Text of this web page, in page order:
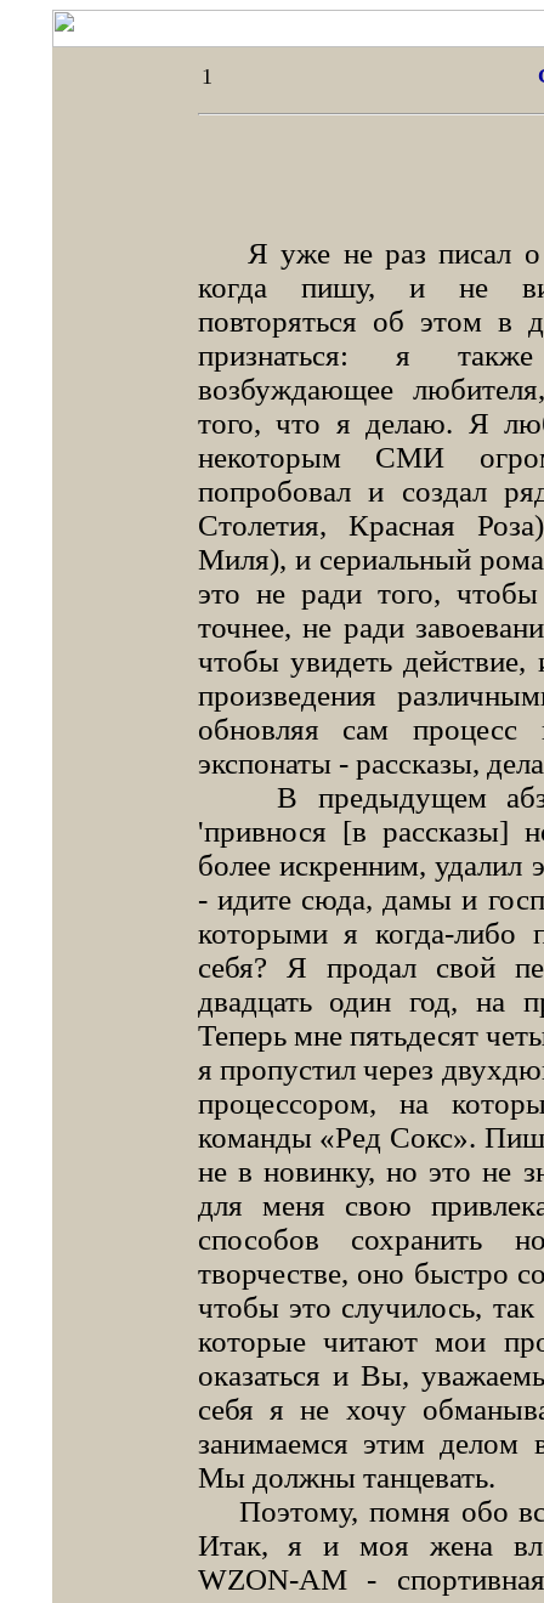
1
Я уже не раз писал о
когда пишу, и не
повторяться об этом в
признаться: я
возбуждающее
того, что я делаю. Я
некоторым СМИ
попробовал и создал
Столетия, Красная
Миля), и сериальный
это не ради того,
точнее, не ради
чтобы увидеть действие,
произведения
обновляя сам процесс
экспонаты - рассказы,
В предыдущем
'привнося [в рассказы]
более искренним, удалил
- идите сюда, дамы и
которыми я когда-либо
себя? Я продал свой
двадцать один год, на
Теперь мне пятьдесят
я пропустил через
процессором, на
команды «Ред Сокс».
не в новинку, но это не
для меня свою
способов сохранить
творчестве, оно быстро
чтобы это случилось,
которые читают мои
оказаться и Вы,
себя я не хочу
занимаемся этим делом
Мы должны танцевать.
Поэтому, помня обо
Итак, я и моя жена
WZON-AM -